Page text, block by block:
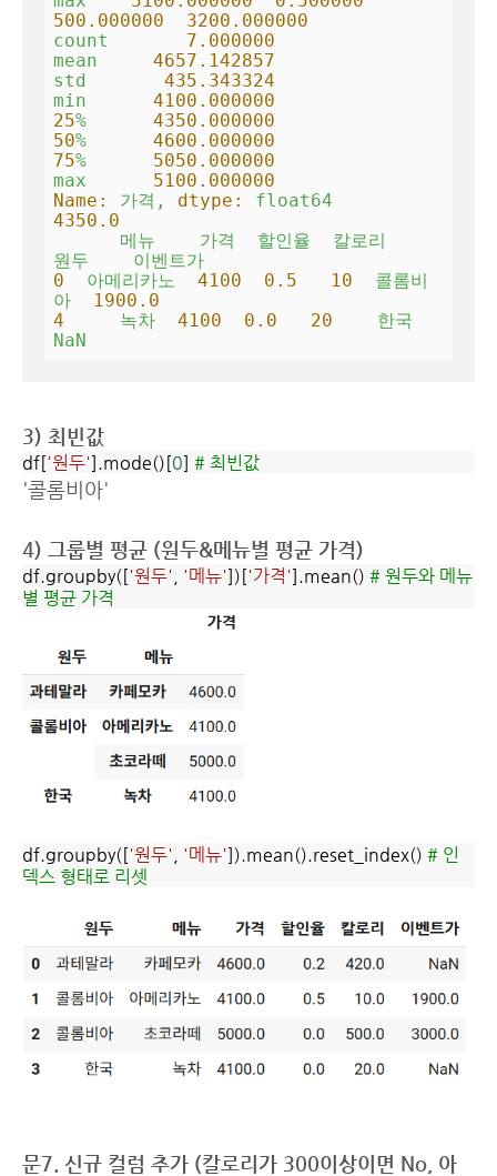
500.000000
3200.000000
count
7.000000
mean
4657.142857
std
435.343324
min
4100.000000
25%
4350.000000
50%
4600.000000
75%
5050.000000
max
5100.000000
Name:
가격, dtype:
float64
4350.0
메뉴
가격 할인율
칼로리
원두
이벤트가
0
아메리카노 4100 0.5 10
콜롬비
아
1900.0
4
녹차 4100 0.0 20
한국
NaN
3) 최빈값
df['원두'].mode()[0] # 최빈값
'콜롬비아'
4) 그룹별 평균 (원두&메뉴별 평균 가격)
df.groupby(['원두' '메뉴'])['가격'].mean() # 원두와 메뉴
별 평균 가격
df.groupby(['원두' '메뉴']).mean().reset_index() # 인
덱스 형태로 리셋
문7. 신규 컬럼 추가 (칼로리가 300이상이면 No, 아